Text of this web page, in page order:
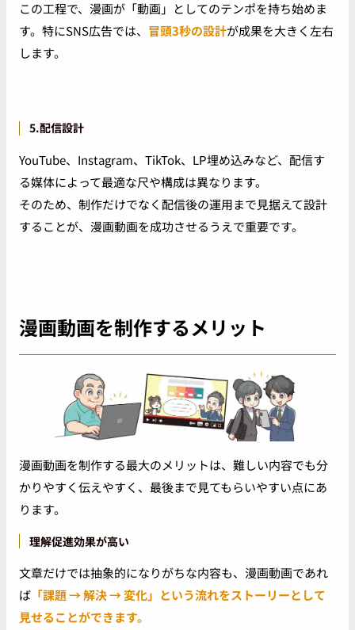
この工程で、漫画が「動画」としてのテンポを持ち始めま
す。特にSNS広告では、 冒頭3秒の設計が成果を大きく左右
します。
5.配信設計
YouTube、Instagram、TikTok、LP埋め込みなど、配信す
る媒体によって最適な尺や構成は異なります。
そのため、制作だけでなく配信後の運用まで見据えて設計
することが、漫画動画を成功させるうえで重要です。
漫画動画を制作するメリット
漫画動画を制作する最大のメリットは、難しい内容でも分
かりやすく伝えやすく、最後まで見てもらいやすい点にあ
ります。
理解促進効果が高い
文章だけでは抽象的になりがちな内容も、漫画動画であれ
ば 「課題 → 解決 → 変化」という流れをストーリーとして
見せることができます。